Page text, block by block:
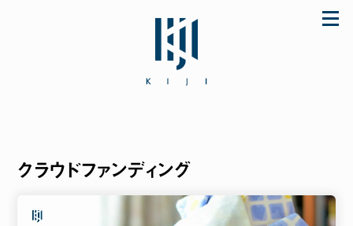
「初めてなのに上手に使えた♪」とママに大好
ストア store.KIJI.online へどうぞ。
クラウドファンディング